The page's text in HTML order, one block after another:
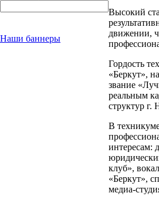
Наши баннеры
Высокий
движении,
Гордость
«Беркут»,
звание
реальным
структур г.
В
интересам:
клуб»,
«Беркут»,
медиа-